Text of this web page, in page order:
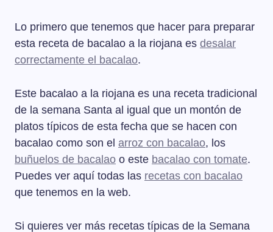
Lo primero que tenemos que hacer para preparar
esta receta de bacalao a la riojana es desalar
correctamente el bacalao.
Este bacalao a la riojana es una receta tradicional
de la semana Santa al igual que un montón de
platos típicos de esta fecha que se hacen con
bacalao como son el arroz con bacalao, los
buñuelos de bacalao o este bacalao con tomate.
Puedes ver aquí todas las recetas con bacalao
que tenemos en la web.
Si quieres ver más recetas típicas de la Semana